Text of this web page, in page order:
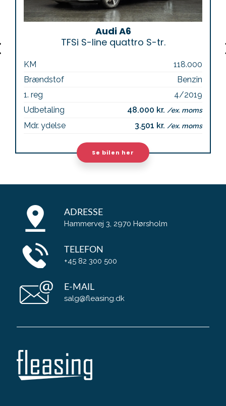
Audi A6
TFSi S-line quattro S-tr.
KM
118.000
Brændstof
Benzin
1. reg
4/2019
Udbetaling
48.000 kr. /ex. moms
Mdr. ydelse 3.501 kr. /ex. moms
Se bilen her
ADRESSE
Hammervej 3, 2970 Hørsholm
TELEFON
+45 82 300 500
E-MAIL
salg@fleasing.dk